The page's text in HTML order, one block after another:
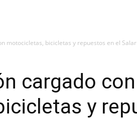
motocicletas, bicicletas y repuestos en el Salar
cargado con
y